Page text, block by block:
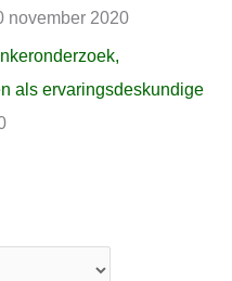
november 2020
als ervaringsdeskundige